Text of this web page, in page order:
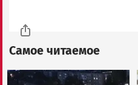
Самое читаемое
Image